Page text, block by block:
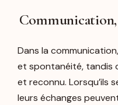
Dans la
et spontanéité, tandis
et reconnu. Lorsqu’ils
leurs échanges